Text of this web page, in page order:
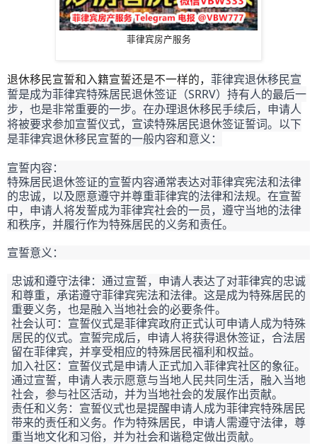
菲律宾房产服务
退休移民宣誓和入籍宣誓还是不一样的， 菲律宾退休移民宣
誓是成为菲律宾特殊居民退休签证（SRRV）持有人的最后一
步，也是非常重要的一步。在办理退休移民手续后，申请人
将被要求参加宣誓仪式，宣读特殊居民退休签证誓词。以下
是菲律宾退休移民宣誓的一般内容和意义：
宣誓内容：
特殊居民退休签证的宣誓内容通常表达对菲律宾宪法和法律
的忠诚，以及愿意遵守并尊重菲律宾的法律和法规。在宣誓
中，申请人将发誓成为菲律宾社会的一员，遵守当地的法律
和秩序，并履行作为特殊居民的义务和责任。
宣誓意义：
忠诚和遵守法律：通过宣誓，申请人表达了对菲律宾的忠诚
和尊重，承诺遵守菲律宾宪法和法律。这是成为特殊居民的
重要义务，也是融入当地社会的必要条件。
社会认可：宣誓仪式是菲律宾政府正式认可申请人成为特殊
居民的仪式。宣誓完成后，申请人将获得退休签证，合法居
留在菲律宾，并享受相应的特殊居民福利和权益。
加入社区：宣誓仪式是申请人正式加入菲律宾社区的象征。
通过宣誓，申请人表示愿意与当地人民共同生活，融入当地
社会，参与社区活动，并为当地社会的发展作出贡献。
责任和义务：宣誓仪式也是提醒申请人成为菲律宾特殊居民
带来的责任和义务。作为特殊居民，申请人需遵守法律，尊
重当地文化和习俗，并为社会和谐稳定做出贡献。